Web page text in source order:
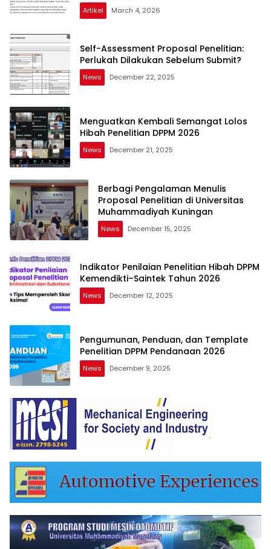
Artikel March 4, 2026
Self-Assessment Proposal Penelitian:
Perlukah Dilakukan Sebelum Submit?
News December 22, 2025
Menguatkan Kembali Semangat Lolos
Hibah Penelitian DPPM 2026
News December 21, 2025
Berbagi Pengalaman Menulis
Proposal Penelitian di Universitas
Muhammadiyah Kuningan
News December 15, 2025
Indikator Penilaian Penelitian Hibah DPPM
Kemendikti–Saintek Tahun 2026
News December 12, 2025
Pengumunan, Penduan, dan Template
Penelitian DPPM Pendanaan 2026
News December 9, 2025